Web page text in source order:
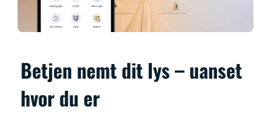
Betjen nemt dit lys – uanset
hvor du er